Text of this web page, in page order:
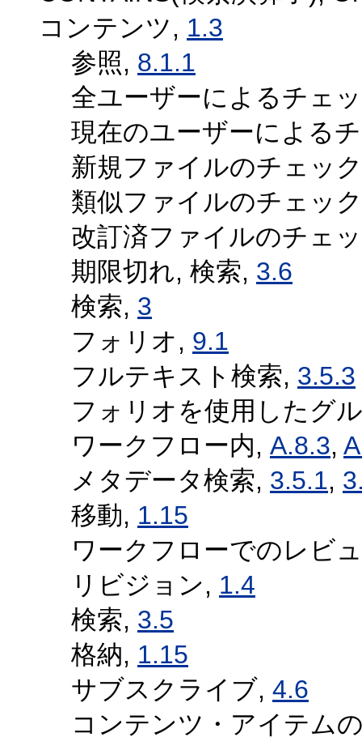
コンテンツ, 1.3
参照, 8.1.1
全ユーザーによるチェ
現在のユーザーによる
新規ファイルのチェッ
類似ファイルのチェッ
改訂済ファイルのチェ
期限切れ, 検索, 3.6
検索, 3
フォリオ, 9.1
フルテキスト検索, 3.5.3
フォリオを使用したグ
ワークフロー内, A.8.3,
メタデータ検索, 3.5.1,
移動, 1.15
ワークフローでのレビ
リビジョン, 1.4
検索, 3.5
格納, 1.15
サブスクライブ, 4.6
コンテンツ・アイテム